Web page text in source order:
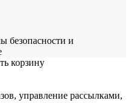
и
корзину
управление рассылками,